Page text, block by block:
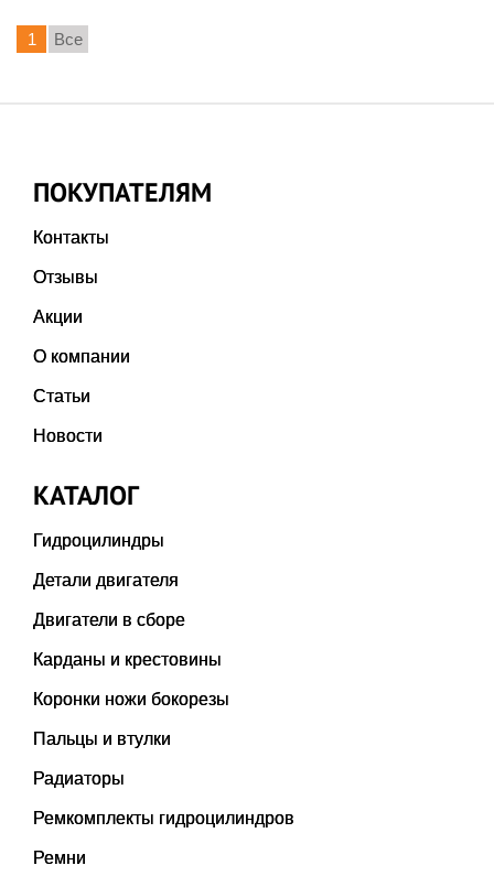
1 Все
ПОКУПАТЕЛЯМ
Контакты
Отзывы
Акции
О компании
Статьи
Новости
КАТАЛОГ
Гидроцилиндры
Детали двигателя
Двигатели в сборе
Карданы и крестовины
Коронки ножи бокорезы
Пальцы и втулки
Радиаторы
Ремкомплекты гидроцилиндров
Ремни